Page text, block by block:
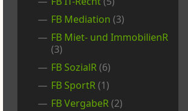
FB Mediation (3)
FB Miet- und ImmobilienR
(3)
FB SozialR(6)
FB SportR(1)
FB VergabeR(2)